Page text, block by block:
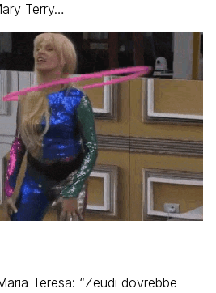
Terry…
Teresa: “Zeudi dovrebbe